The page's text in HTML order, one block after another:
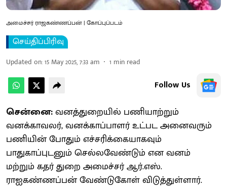
அமைச்சர் ராஜகண்ணப்பன் | கோப்புப்படம்
செய்திப்பிரிவு
Updated on:15 May 2025, 7:33 am 1 min read
Follow Us
சென்னை:வனத்துறையில் பணியாற்றும்
வனக்காவலர், வனக்காப்பாளர் உட்பட அனைவரும்
பணியின் போதும் எச்சரிக்கையாகவும்
பாதுகாப்புடனும் செல்லவேண்டும் என வனம்
மற்றும் கதர் துறை அமைச்சர் ஆர்.எஸ்.
ராஐகண்ணப்பன் வேண்டுகோள் விடுத்துள்ளார்.